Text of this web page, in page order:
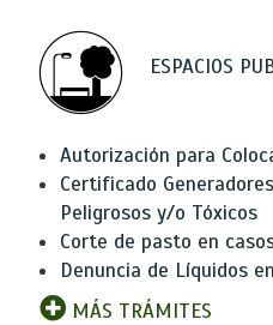
ESPACIOS
Autorización para
Certificado
Peligrosos y/o Tóxicos
Corte de pasto en
Denuncia de Líquidos
MÁS TRÁMITES